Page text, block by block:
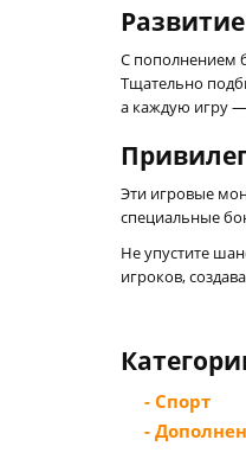
С пополнением
Тщательно
а каждую игру
Эти игровые
специальные
Не упустите
игроков,
- Спорт
-